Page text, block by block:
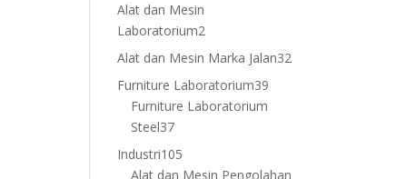
Alat dan Mesin
Laboratorium2
products
Alat dan Mesin Marka Jalan32
Furniture Laboratorium39
Furniture Laboratorium
Steel3737
products
Industri105
products
Alat dan Mesin Pengolahan